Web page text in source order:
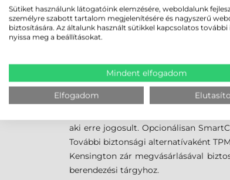
körülmények között is használható
Class 1 Division 2 (C1D2) tanúsítvány
egészen speciális igényeket is ki tud
Ezen felül számos rögzítési opció
tartót is talál.
ADATAIT MINDIG
A Zebra XSLATE R12 ipari tablet
aki erre jogosult. Opcionálisan
További biztonsági alternatívaként
Kensington zár megvásárlásával
berendezési tárgyhoz.
Sütiket használunk látogatóink elemzésére, weboldalunk
személyre szabott tartalom megjelenítésére és nagyszerű
biztosítására. Az általunk használt sütikkel kapcsolatos
nyissa meg a beállításokat.
Mindent elfogadom
Elfogadom